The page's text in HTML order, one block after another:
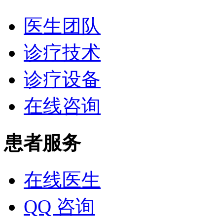
医生团队
诊疗技术
诊疗设备
在线咨询
患者服务
在线医生
QQ 咨询